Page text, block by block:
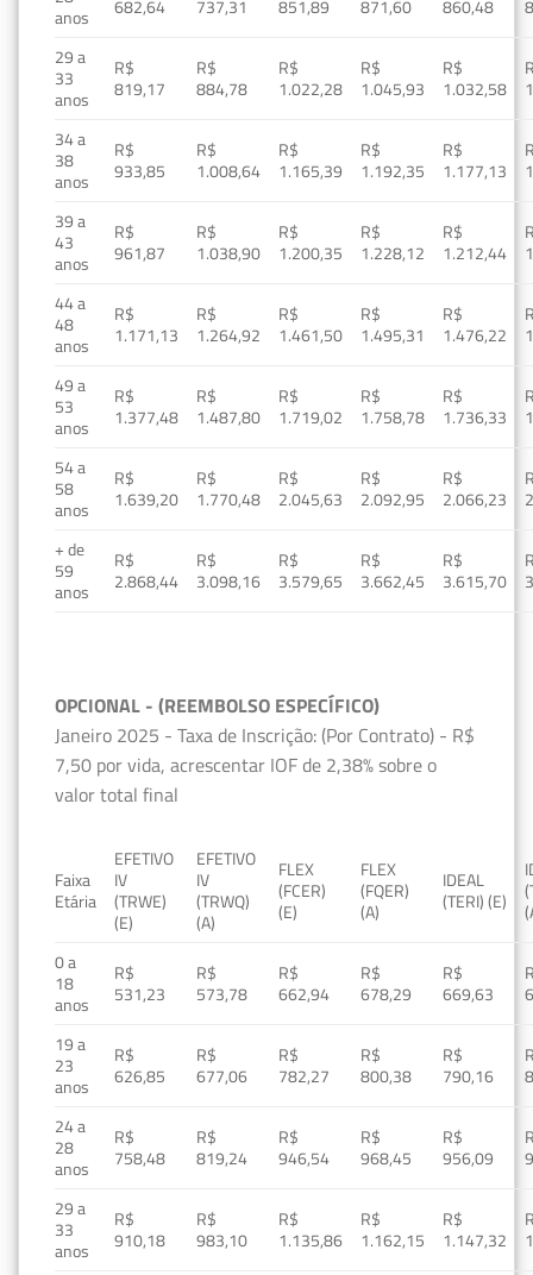
anos
682,64
737,31
851,89
871,60
860,48
29 a
33
anos
R$
819,17
R$
884,78
R$
1.022,28
R$
1.045,93
R$
1.032,58
34 a
38
anos
R$
933,85
R$
1.008,64
R$
1.165,39
R$
1.192,35
R$
1.177,13
39 a
43
anos
R$
961,87
R$
1.038,90
R$
1.200,35
R$
1.228,12
R$
1.212,44
44 a
48
anos
R$
1.171,13
R$
1.264,92
R$
1.461,50
R$
1.495,31
R$
1.476,22
49 a
53
anos
R$
1.377,48
R$
1.487,80
R$
1.719,02
R$
1.758,78
R$
1.736,33
54 a
58
anos
R$
1.639,20
R$
1.770,48
R$
2.045,63
R$
2.092,95
R$
2.066,23
+ de
59
anos
R$
2.868,44
R$
3.098,16
R$
3.579,65
R$
3.662,45
R$
3.615,70
OPCIONAL - (REEMBOLSO ESPECÍFICO)
Janeiro 2025 - Taxa de Inscrição: (Por Contrato) - R$
7,50 por vida, acrescentar IOF de 2,38% sobre o
valor total final
Faixa
Etária
EFETIVO
IV
(TRWE)
(E)
EFETIVO
IV
(TRWQ)
(A)
FLEX
(FCER)
(E)
FLEX
(FQER)
(A)
IDEAL
(TERI) (E)
0 a
18
anos
R$
531,23
R$
573,78
R$
662,94
R$
678,29
R$
669,63
19 a
23
anos
R$
626,85
R$
677,06
R$
782,27
R$
800,38
R$
790,16
24 a
28
anos
R$
758,48
R$
819,24
R$
946,54
R$
968,45
R$
956,09
29 a
33
anos
R$
910,18
R$
983,10
R$
1.135,86
R$
1.162,15
R$
1.147,32